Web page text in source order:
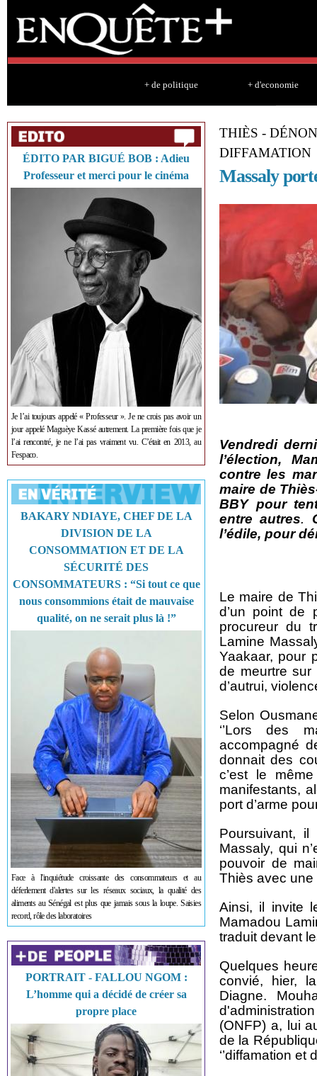
+ de politique + d'economie
ÉDITO PAR BIGUÉ BOB : Adieu
Professeur et merci pour le cinéma
Je l’ai toujours appelé « Professeur ». Je ne crois pas avoir un
jour appelé Maguèye Kassé autrement. La première fois que je
l’ai rencontré, je ne l’ai pas vraiment vu. C’était en 2013, au
Fespaco.
BAKARY NDIAYE, CHEF DE LA
DIVISION DE LA
CONSOMMATION ET DE LA
SÉCURITÉ DES
CONSOMMATEURS : “Si tout ce que
nous consommions était de mauvaise
qualité, on ne serait plus là !”
Face à l'inquiétude croissante des consommateurs et au
déferlement d'alertes sur les réseaux sociaux, la qualité des
aliments au Sénégal est plus que jamais sous la loupe. Saisies
record, rôle des laboratoires
PORTRAIT - FALLOU NGOM :
L’homme qui a décidé de créer sa
propre place
THIÈS -
DIFFAMATION
Massaly
Vendredi
l’élection,
contre les
maire de
BBY pour
entre autres.
l’édile, pour
Le maire de
d’un point de
procureur du
Lamine
Yaakaar, pour
de meurtre
d’autrui,
Selon
‘’Lors des
accompagné
donnait des
c’est le
manifestants,
port d’arme
Poursuivant, il
Massaly, qui
pouvoir de
Thiès avec une
Ainsi, il invite
Mamadou
traduit devant
Quelques
convié, hier,
Diagne.
(ONFP) a, lui
de la
‘’diffamation et